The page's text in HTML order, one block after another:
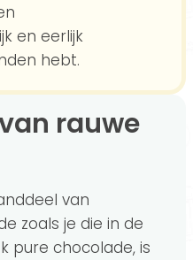
en eerlijk
hebt.
van
zoals je die in de
pure chocolade, is